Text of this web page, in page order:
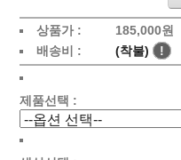
상품가 : 185,000원
배송비 :
(착불) !
제품선택 :